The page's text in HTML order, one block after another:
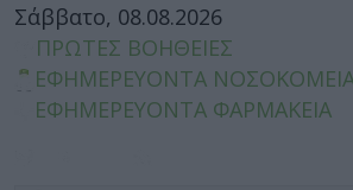
Σάββατο, 08.08.2026
ΠΡΩΤΕΣ ΒΟΗΘΕΙΕΣ
ΕΦΗΜΕΡΕΥΟΝΤΑ
ΕΦΗΜΕΡΕΥΟΝΤΑ ΦΑΡΜΑΚΕΙΑ